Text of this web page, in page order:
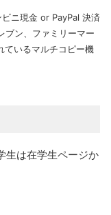
ニ現金 or PayPal 決済
ブン、ファミリーマー
ているマルチコピー機
生は在学生ページか